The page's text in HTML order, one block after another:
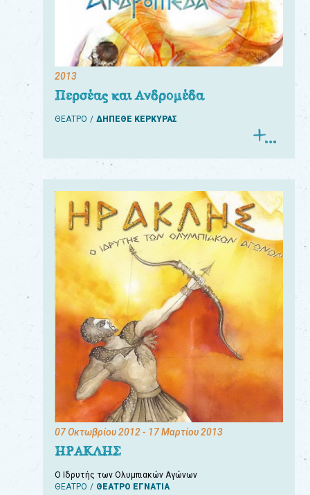
2013
Περσέας και Ανδρομέδα
ΘΕΑΤΡΟ ΔΗΠΕΘΕ ΚΕΡΚΥΡΑΣ
07 Οκτωβρίου 2012- 17 Μαρτίου 2013
ΗΡΑΚΛΗΣ
Ο Ιδρυτής των Ολυμπιακών Αγώνων
ΘΕΑΤΡΟ
ΘΕΑΤΡΟ ΕΓΝΑΤΙΑ